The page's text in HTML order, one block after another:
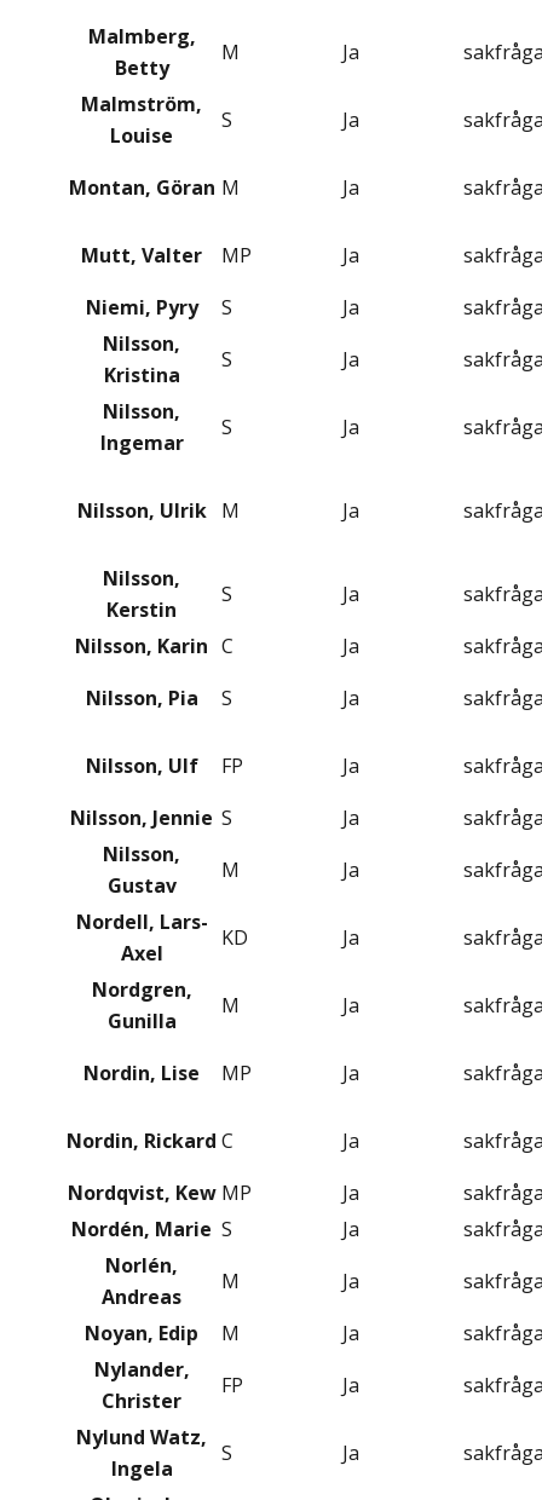
Malmberg,
Betty
M Ja
Malmström,
Louise
S Ja
Montan, Göran M Ja
Mutt, Valter MP Ja
Niemi, Pyry
S Ja
Nilsson,
Kristina
S Ja
Nilsson,
Ingemar
S Ja
Nilsson, Ulrik M Ja
Nilsson,
Kerstin
S Ja
Nilsson, Karin C Ja
Nilsson, Pia
S Ja
Nilsson, Ulf FP Ja
Nilsson, Jennie S Ja
Nilsson,
Gustav
M Ja
Nordell, Lars-
Axel
KD Ja
Nordgren,
Gunilla
M Ja
Nordin, Lise MP Ja
Nordin, Rickard C Ja
Nordqvist, Kew MP Ja
Nordén, Marie S Ja
Norlén,
Andreas
M Ja
Noyan, Edip
M Ja
Nylander,
Christer
FP Ja
Nylund Watz,
Ingela
S Ja